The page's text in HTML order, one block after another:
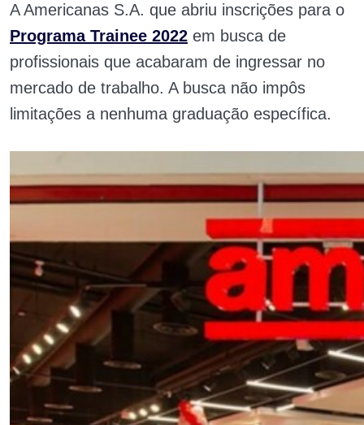
A Americanas S.A. que abriu inscrições para o
Programa Trainee 2022 em busca de
profissionais que acabaram de ingressar no
mercado de trabalho. A busca não impôs
limitações a nenhuma graduação específica.